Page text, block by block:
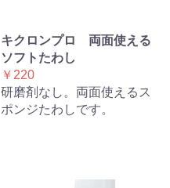
キクロンプロ 両面使える
ソフトたわし
￥220
研磨剤なし。両面使えるス
ポンジたわしです。